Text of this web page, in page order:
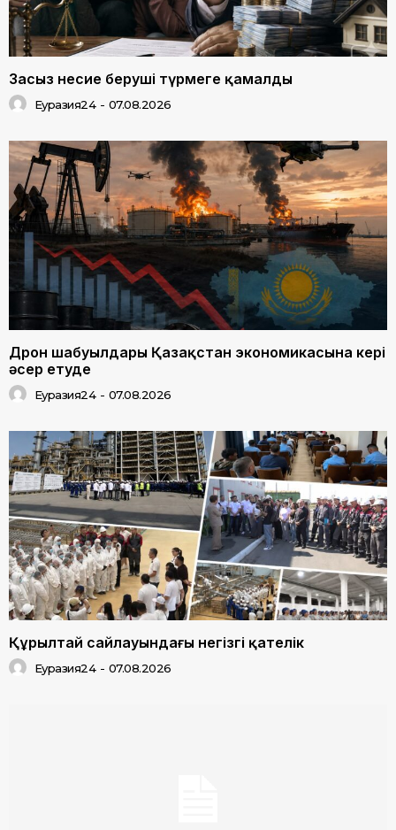
Заңсыз несие беруші түрмеге қамалды
Еуразия24 - 07.08.2026
Дрон шабуылдары Қазақстан экономикасына кері
әсер етуде
Еуразия24 - 07.08.2026
Құрылтай сайлауындағы негізгі қателік
Еуразия24 - 07.08.2026